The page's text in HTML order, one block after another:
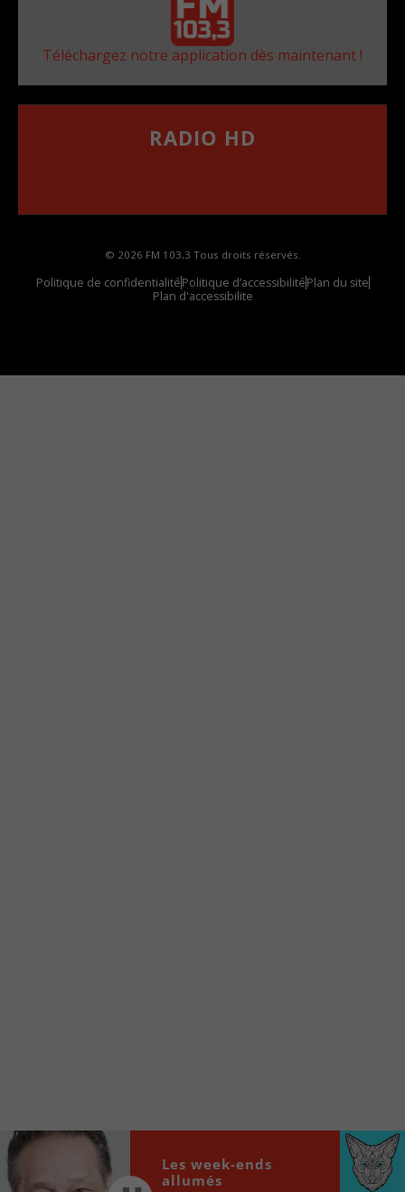
Téléchargez notre application dès maintenant !
RADIO HD
© 2026 FM 103,3 Tous droits réservés.
Politique de confidentialitéPolitique d’accessibilitéPlan du site
Plan d'accessibilite
locale vous sont maintenant accessibles en un clic!
Player
00:00
Les week-ends
allumés